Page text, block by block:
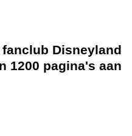
Disneyland
1200 pagina's aan